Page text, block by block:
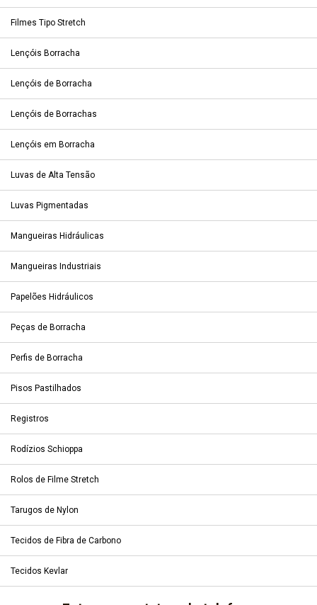
Filmes Tipo Stretch
Lençóis Borracha
Lençóis de Borracha
Lençóis de Borrachas
Lençóis em Borracha
Luvas de Alta Tensão
Luvas Pigmentadas
Mangueiras Hidráulicas
Mangueiras Industriais
Papelões Hidráulicos
Peças de Borracha
Perfis de Borracha
Pisos Pastilhados
Registros
Rodízios Schioppa
Rolos de Filme Stretch
Tarugos de Nylon
Tecidos de Fibra de Carbono
Tecidos Kevlar